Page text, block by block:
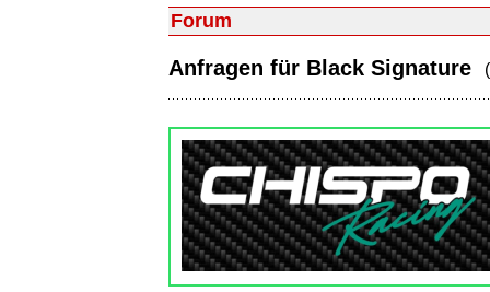
Forum
Anfragen für Black Signature